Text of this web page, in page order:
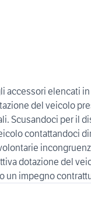
accessori elencati
del veicolo
Scusandoci per il
contattandoci
dotazione del